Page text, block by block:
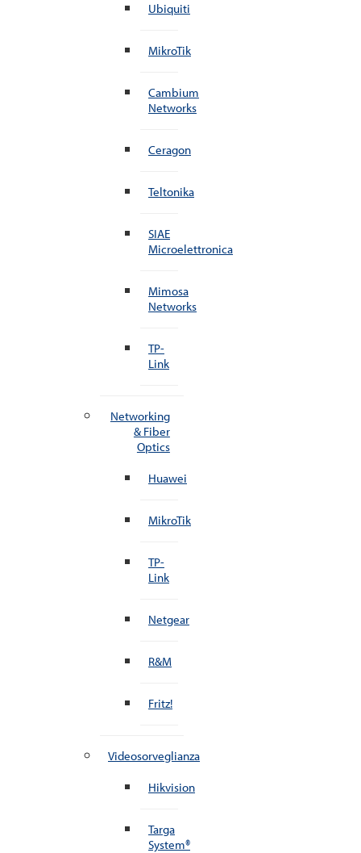
Ubiquiti
MikroTik
Cambium
Networks
Ceragon
Teltonika
SIAE
Microelettronica
Mimosa
Networks
TP-
Link
Networking
& Fiber
Optics
Huawei
MikroTik
TP-
Link
Netgear
R&M
Fritz!
Videosorveglianza
Hikvision
Targa
System®